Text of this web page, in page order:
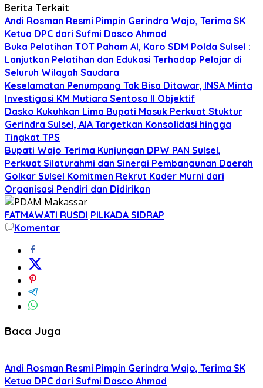
Berita Terkait
Andi Rosman Resmi Pimpin Gerindra Wajo, Terima SK
Ketua DPC dari Sufmi Dasco Ahmad
Buka Pelatihan TOT Paham AI, Karo SDM Polda Sulsel :
Lanjutkan Pelatihan dan Edukasi Terhadap Pelajar di
Seluruh Wilayah Saudara
Keselamatan Penumpang Tak Bisa Ditawar, INSA Minta
Investigasi KM Mutiara Sentosa II Objektif
Dasko Kukuhkan Lima Bupati Masuk Perkuat Stuktur
Gerindra Sulsel, AIA Targetkan Konsolidasi hingga
Tingkat TPS
Bupati Wajo Terima Kunjungan DPW PAN Sulsel,
Perkuat Silaturahmi dan Sinergi Pembangunan Daerah
Golkar Sulsel Komitmen Rekrut Kader Murni dari
Organisasi Pendiri dan Didirikan
FATMAWATI RUSDI PILKADA SIDRAP
Komentar
Baca Juga
Andi Rosman Resmi Pimpin Gerindra Wajo, Terima SK
Ketua DPC dari Sufmi Dasco Ahmad